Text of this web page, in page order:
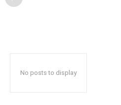
No posts to display